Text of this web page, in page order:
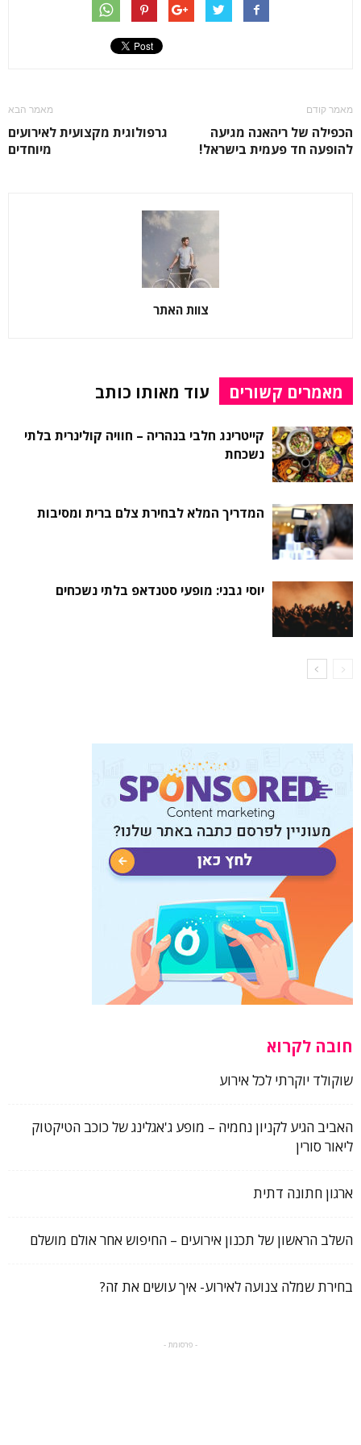
מאמר קודם
הכפילה של ריהאנה מגיעה
להופעה חד פעמית בישראל!
מאמר הבא
גרפולוגית מקצועית לאירועים
מיוחדים
צוות האתר
מאמרים קשורים עוד מאותו כותב
קייטרינג חלבי בנהריה – חוויה קולינרית בלתי
נשכחת
המדריך המלא לבחירת צלם ברית ומסיבות
יוסי גבני: מופעי סטנדאפ בלתי נשכחים
חובה לקרוא
שוקולד יוקרתי לכל אירוע
האביב הגיע לקניון נחמיה – מופע ג'אגלינג של כוכב הטיקטוק
ליאור סורין
ארגון חתונה דתית
השלב הראשון של תכנון אירועים – החיפוש אחר אולם מושלם
בחירת שמלה צנועה לאירוע- איך עושים את זה?
- פרסומת -